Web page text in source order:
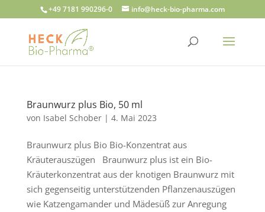
+49 7181 990296-0 info@heck-bio-pharma.com
Braunwurz plus Bio, 50 ml
von Isabel Schober| 4. Mai 2023
Braunwurz plus Bio Bio-Konzentrat aus
Kräuterauszügen Braunwurz plus ist ein Bio-
Kräuterkonzentrat aus der knotigen Braunwurz mit
sich gegenseitig unterstützenden Pflanzenauszügen
wie Katzengamander und Mädesüß zur Anregung